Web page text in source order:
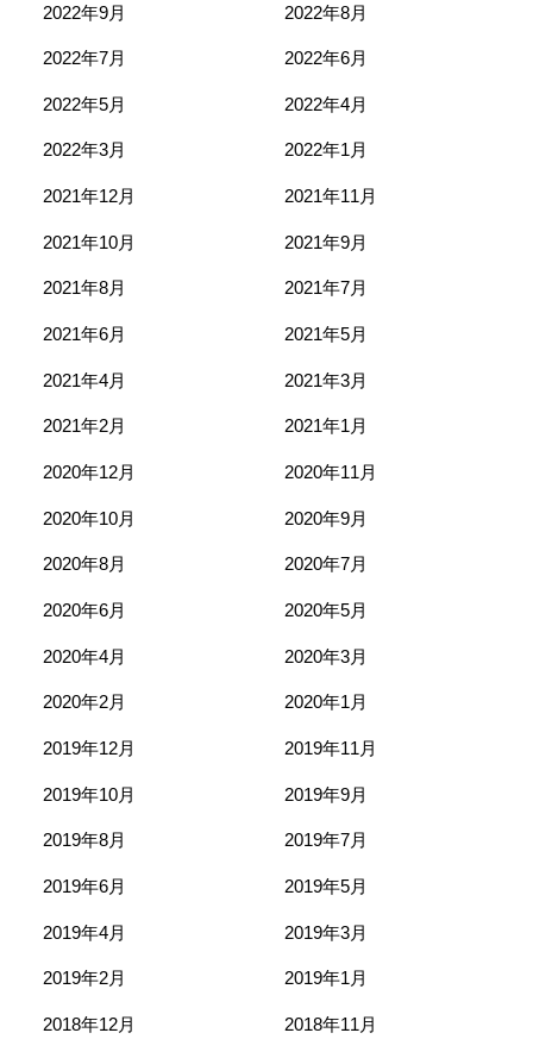
2022年9月 2022年8月
2022年7月 2022年6月
2022年5月 2022年4月
2022年3月 2022年1月
2021年12月 2021年11月
2021年10月 2021年9月
2021年8月 2021年7月
2021年6月 2021年5月
2021年4月 2021年3月
2021年2月 2021年1月
2020年12月 2020年11月
2020年10月 2020年9月
2020年8月 2020年7月
2020年6月 2020年5月
2020年4月 2020年3月
2020年2月 2020年1月
2019年12月 2019年11月
2019年10月 2019年9月
2019年8月 2019年7月
2019年6月 2019年5月
2019年4月 2019年3月
2019年2月 2019年1月
2018年12月 2018年11月